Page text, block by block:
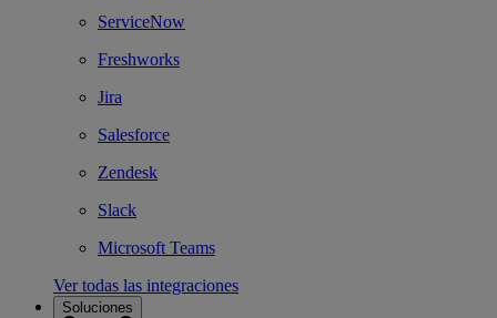
ServiceNow
Freshworks
Jira
Salesforce
Zendesk
Slack
Microsoft Teams
Ver todas las integraciones
Soluciones